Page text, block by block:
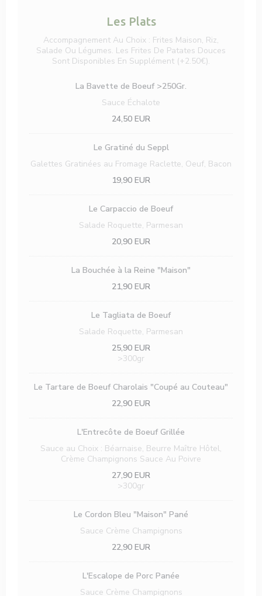
Les Plats
Accompagnement Au Choix : Frites Maison, Riz,
Salade Ou Légumes. Les Frites De Patates Douces
Sont Disponibles En Supplément (+2.50€).
La Bavette de Boeuf >250Gr.
Sauce Échalote
24,50 EUR
Le Gratiné du Seppl
Galettes Gratinées au Fromage Raclette, Oeuf, Bacon
19,90 EUR
Le Carpaccio de Boeuf
Salade Roquette, Parmesan
20,90 EUR
La Bouchée à la Reine "Maison"
21,90 EUR
Le Tagliata de Boeuf
Salade Roquette, Parmesan
25,90 EUR
>300gr
Le Tartare de Boeuf Charolais "Coupé au Couteau"
22,90 EUR
L'Entrecôte de Boeuf Grillée
Sauce au Choix : Béarnaise, Beurre Maître Hôtel,
Crème Champignons Sauce Au Poivre
27,90 EUR
>300gr
Le Cordon Bleu "Maison" Pané
Sauce Crème Champignons
22,90 EUR
L'Escalope de Porc Panée
Sauce Crème Champignons